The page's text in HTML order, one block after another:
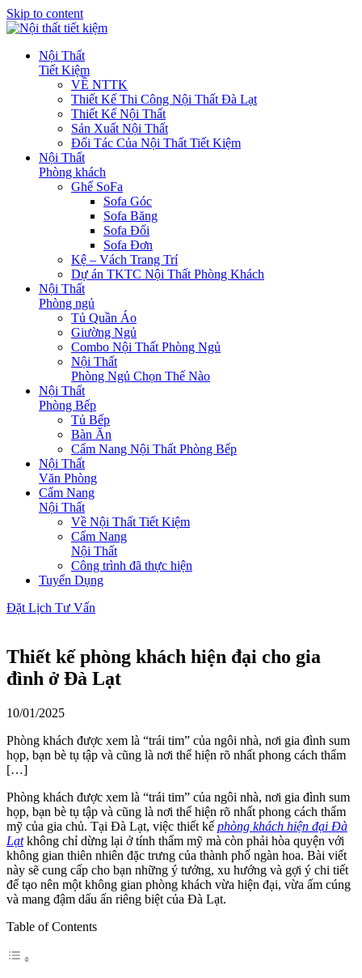
Skip to content
Nội Thất
Tiết Kiệm
VỀ NTTK
Thiết Kế Thi Công Nội Thất Đà Lạt
Thiết Kế Nội Thất
Sản Xuất Nội Thất
Đối Tác Của Nội Thất Tiết Kiệm
Nội Thất
Phòng khách
Ghế SoFa
Sofa Góc
Sofa Băng
Sofa Đối
Sofa Đơn
Kệ – Vách Trang Trí
Dự án TKTC Nội Thất Phòng Khách
Nội Thất
Phòng ngủ
Tủ Quần Áo
Giường Ngủ
Combo Nội Thất Phòng Ngủ
Nội Thất
Phòng Ngủ Chọn Thế Nào
Nội Thất
Phòng Bếp
Tủ Bếp
Bàn Ăn
Cẩm Nang Nội Thất Phòng Bếp
Nội Thất
Văn Phòng
Cẩm Nang
Nội Thất
Về Nội Thất Tiết Kiệm
Cẩm Nang
Nội Thất
Công trình đã thực hiện
Tuyển Dụng
Đặt Lịch Tư Vấn
Thiết kế phòng khách hiện đại cho gia
đình ở Đà Lạt
10/01/2025
Phòng khách được xem là “trái tim” của ngôi nhà, nơi gia đình sum
họp, bạn bè tụ tập và cũng là nơi thể hiện rõ nhất phong cách thẩm
[…]
Phòng khách được xem là “trái tim” của ngôi nhà, nơi gia đình sum
họp, bạn bè tụ tập và cũng là nơi thể hiện rõ nhất phong cách thẩm
mỹ của gia chủ. Tại Đà Lạt, việc thiết kế phòng khách hiện đại Đà
Lạtkhông chỉ dừng lại ở tính thẩm mỹ mà còn phải hòa quyện với
không gian thiên nhiên đặc trưng của thành phố ngàn hoa. Bài viết
này sẽ cung cấp cho bạn những ý tưởng, xu hướng và gợi ý chi tiết
để tạo nên một không gian phòng khách vừa hiện đại, vừa ấm cúng
và mang đậm dấu ấn riêng biệt của Đà Lạt.
Table of Contents